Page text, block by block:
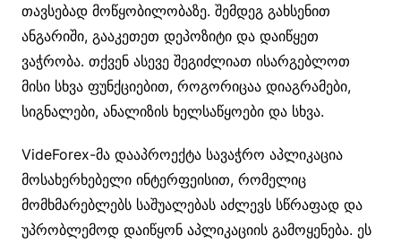
თავსებად მოწყობილობაზე. შემდეგ გახსენით
ანგარიში, გააკეთეთ დეპოზიტი და დაიწყეთ
ვაჭრობა. თქვენ ასევე შეგიძლიათ ისარგებლოთ
მისი სხვა ფუნქციებით, როგორიცაა დიაგრამები,
სიგნალები, ანალიზის ხელსაწყოები და სხვა.
VideForex-მა დააპროექტა სავაჭრო აპლიკაცია
მოსახერხებელი ინტერფეისით, რომელიც
მომხმარებლებს საშუალებას აძლევს სწრაფად და
უპრობლემოდ დაიწყონ აპლიკაციის გამოყენება. ეს